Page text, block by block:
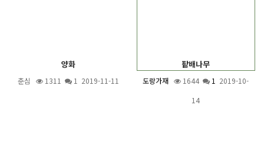
양화
춘심 1311 1 2019-11-11
팥배나무
도랑가재 1644 1 2019-10-
14